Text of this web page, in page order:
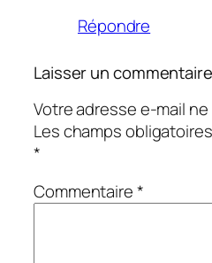
Répondre
Laisser un commentaire
Votre adresse e-mail
Les champs
*
Commentaire*